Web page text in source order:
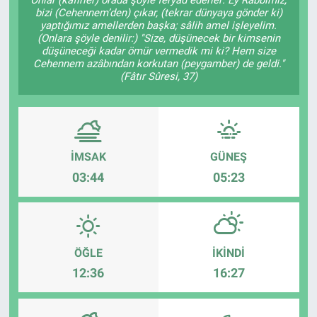
bizi (Cehennem’den) çıkar, (tekrar dünyaya gönder ki)
yaptığımız amellerden başka; sâlih amel işleyelim.
(Onlara şöyle denilir:) "Size, düşünecek bir kimsenin
düşüneceği kadar ömür vermedik mi ki? Hem size
Cehennem azâbından korkutan (peygamber) de geldi."
(Fâtır Sûresi, 37)
İMSAK
03:44
GÜNEŞ
05:23
ÖĞLE
12:36
İKINDI
16:27
Ege'den Esintiler
Eğitim
Eğlence
Ekonomi
Forum
Gerçeğin İzinde
Gün Başlıyor
Gün Bitiyor
Gün Ortası
İletişim